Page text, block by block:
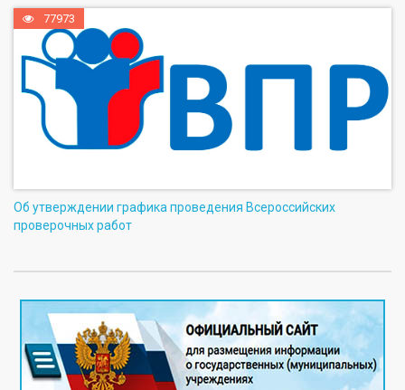
77973
Об утверждении графика проведения Всероссийских
проверочных работ